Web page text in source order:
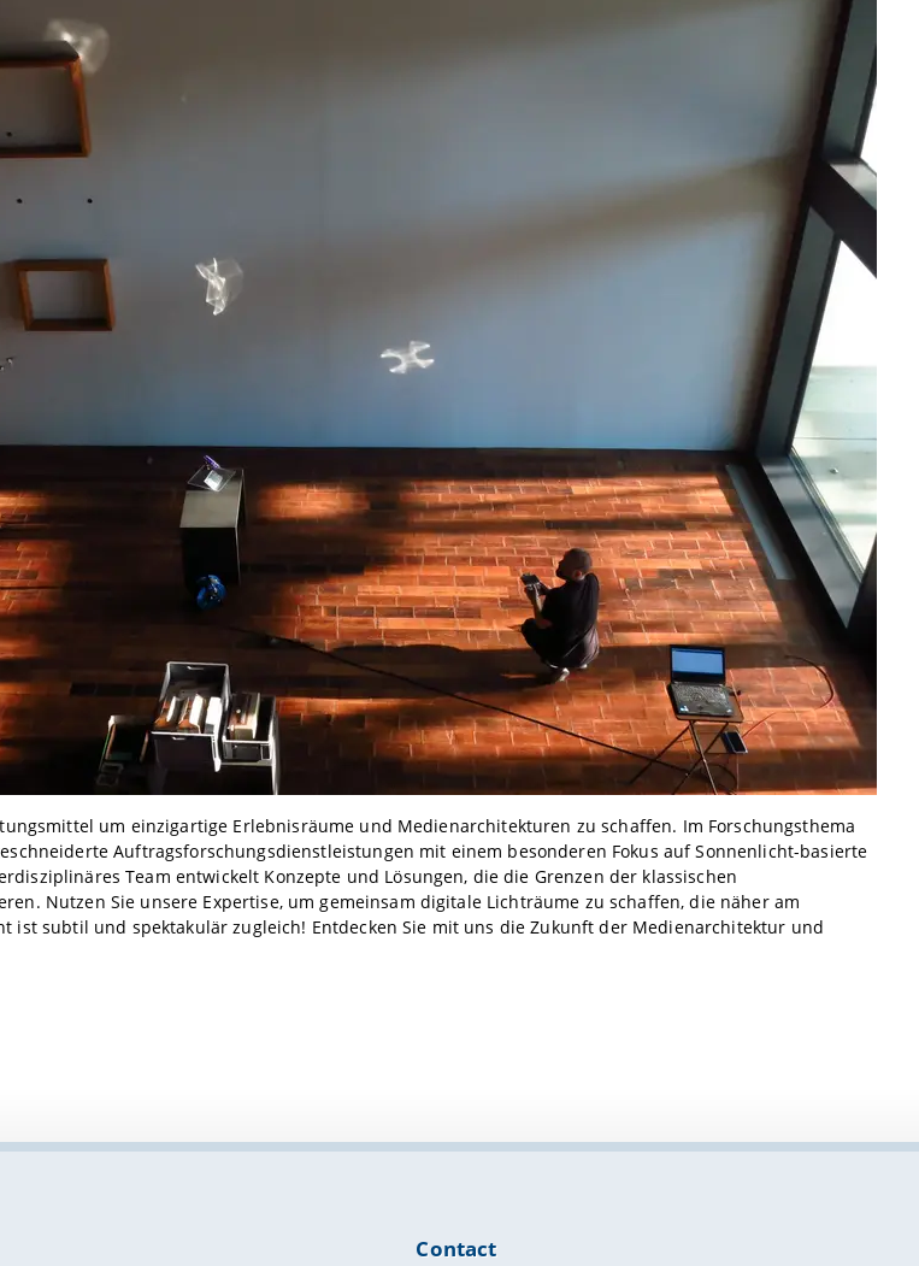
um einzigartige Erlebnisräume und Medienarchitekturen zu schaffen. Im Forschungsthema
Auftragsforschungsdienstleistungen mit einem besonderen Fokus auf Sonnenlicht-basierte
Team entwickelt Konzepte und Lösungen, die die Grenzen der klassischen
Nutzen Sie unsere Expertise, um gemeinsam digitale Lichträume zu schaffen, die näher am
ist subtil und spektakulär zugleich! Entdecken Sie mit uns die Zukunft der Medienarchitektur und
Contact